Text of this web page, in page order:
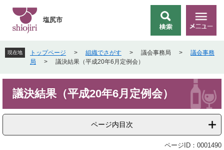
先
頭
す
を
飛
し
文
索
メ
ニ
ー
塩尻市
現在地 トップページ > 組織でさがす > 議会事務局 >
議会事務
局
> 議決結果（平成20年6月定例会）
議決結果（平成20年6月定例会）
ページ内目次
ページID：0001490